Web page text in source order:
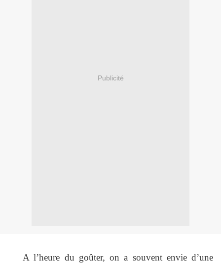
Publicité
A l’heure du goûter, on a souvent envie d’une